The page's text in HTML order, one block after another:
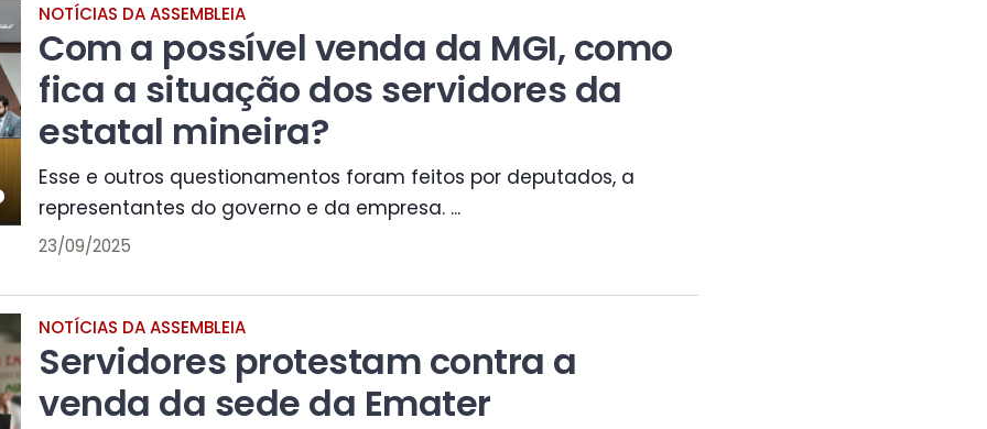
NOTÍCIAS DA ASSEMBLEIA
Com a possível venda da MGI, como
fica a situação dos servidores da
estatal mineira?
Esse e outros questionamentos foram feitos por deputados, a
representantes do governo e da empresa. ...
23/09/2025
NOTÍCIAS DA ASSEMBLEIA
Servidores protestam contra a
venda da sede da Emater